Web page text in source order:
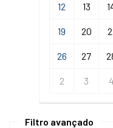
12 13
19 20
26 27
2 3 4
Filtro avançado